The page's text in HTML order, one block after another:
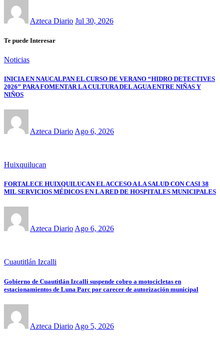
Azteca Diario Jul 30, 2026
Te puede Interesar
Noticias
INICIA EN NAUCALPAN EL CURSO DE VERANO “HIDRO DETECTIVES
2026” PARA FOMENTAR LA CULTURA DEL AGUA ENTRE NIÑAS Y
NIÑOS
Azteca Diario Ago 6, 2026
Huixquilucan
FORTALECE HUIXQUILUCAN EL ACCESO A LA SALUD CON CASI 38
MIL SERVICIOS MÉDICOS EN LA RED DE HOSPITALES MUNICIPALES
Azteca DiarioAgo 6, 2026
Cuautitlán Izcalli
Gobierno de Cuautitlán Izcalli suspende cobro a motocicletas en
estacionamientos de Luna Parc por carecer de autorización municipal
Azteca Diario Ago 5, 2026